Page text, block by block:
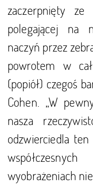
zaczerpnięty
polegającej na
naczyń przez
powrotem w
(popiół) czegoś
Cohen. „W
nasza
odzwierciedla
wyobrażeniach